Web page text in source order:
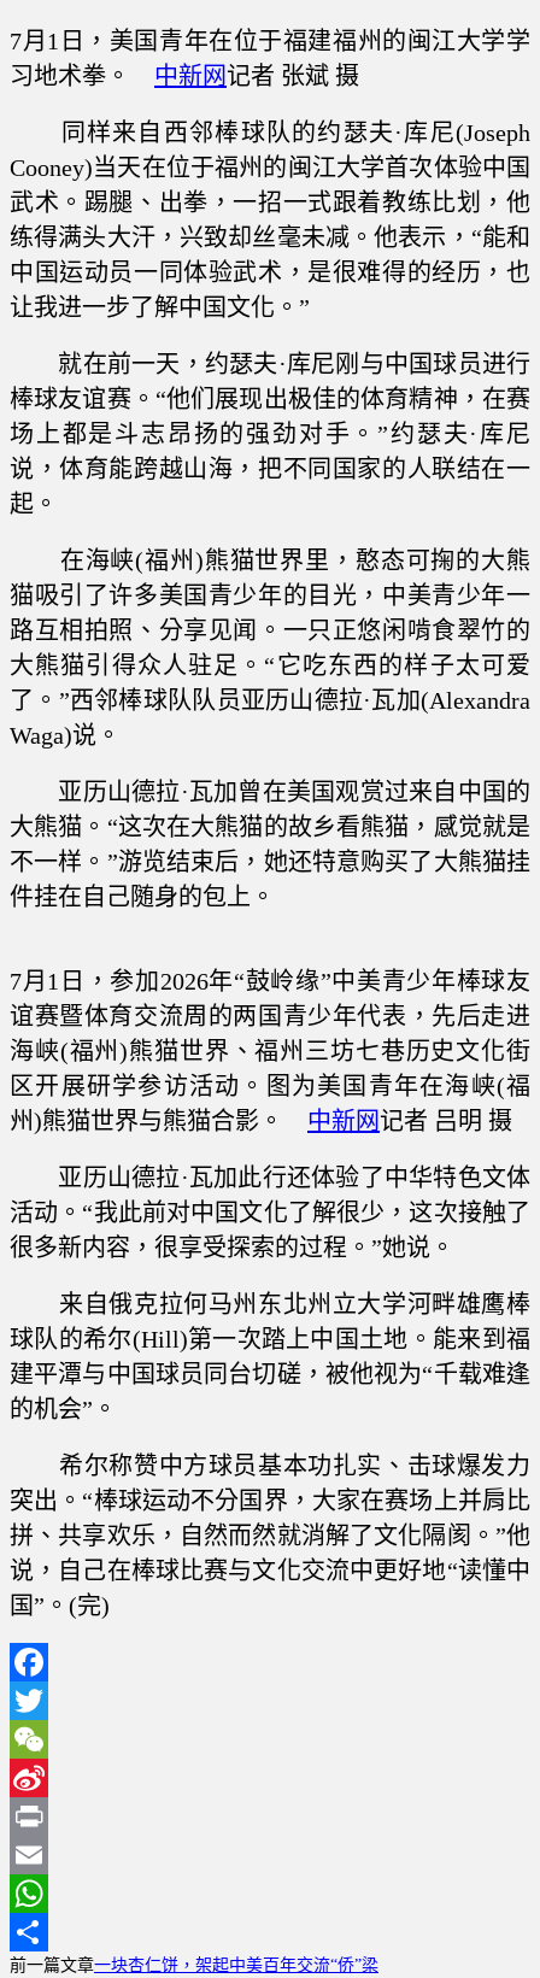
7月1日，美国青年在位于福建福州的闽江大学学
习地术拳。 中新网 记者 张斌 摄
同样来自西邻棒球队的约瑟夫·库尼(Joseph
Cooney)当天在位于福州的闽江大学首次体验中国
武术。踢腿、出拳，一招一式跟着教练比划，他
练得满头大汗，兴致却丝毫未减。他表示，“能和
中国运动员一同体验武术，是很难得的经历，也
让我进一步了解中国文化。”
就在前一天，约瑟夫·库尼刚与中国球员进行
棒球友谊赛。“他们展现出极佳的体育精神，在赛
场上都是斗志昂扬的强劲对手。”约瑟夫·库尼
说，体育能跨越山海，把不同国家的人联结在一
起。
在海峡(福州)熊猫世界里，憨态可掬的大熊
猫吸引了许多美国青少年的目光，中美青少年一
路互相拍照、分享见闻。一只正悠闲啃食翠竹的
大熊猫引得众人驻足。“它吃东西的样子太可爱
了。”西邻棒球队队员亚历山德拉·瓦加(Alexandra
Waga)说。
亚历山德拉·瓦加曾在美国观赏过来自中国的
大熊猫。“这次在大熊猫的故乡看熊猫，感觉就是
不一样。”游览结束后，她还特意购买了大熊猫挂
件挂在自己随身的包上。
7月1日，参加2026年“鼓岭缘”中美青少年棒球友
谊赛暨体育交流周的两国青少年代表，先后走进
海峡(福州)熊猫世界、福州三坊七巷历史文化街
区开展研学参访活动。图为美国青年在海峡(福
州)熊猫世界与熊猫合影。 中新网 记者 吕明 摄
亚历山德拉·瓦加此行还体验了中华特色文体
活动。“我此前对中国文化了解很少，这次接触了
很多新内容，很享受探索的过程。”她说。
来自俄克拉何马州东北州立大学河畔雄鹰棒
球队的希尔(Hill)第一次踏上中国土地。能来到福
建平潭与中国球员同台切磋，被他视为“千载难逢
的机会”。
希尔称赞中方球员基本功扎实、击球爆发力
突出。“棒球运动不分国界，大家在赛场上并肩比
拼、共享欢乐，自然而然就消解了文化隔阂。”他
说，自己在棒球比赛与文化交流中更好地“读懂中
国”。(完)
Facebook
Twitter
WeChat
Sina
Weibo
Print
Email
WhatsApp
分
前一篇文章一块杏仁饼，架起中美百年交流“侨”梁